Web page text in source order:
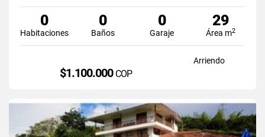
0
Habitaciones
0
Baños
0
Garaje
29
Área m2
Arriendo
$1.100.000 COP